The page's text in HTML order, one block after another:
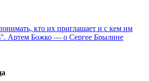
кто их приглашает и с кем им
Артем Божко — о Сергее Брылине